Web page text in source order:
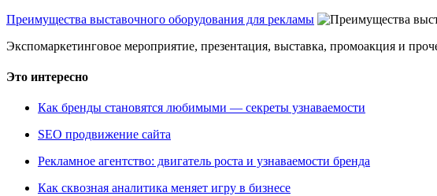
Преимущества выставочного оборудования для рекламы
Экспомаркетинговое мероприятие, презентация, выставка, промоакция и
Это интересно
Как бренды становятся любимыми — секреты узнаваемости
SEO продвижение сайта
Рекламное агентство: двигатель роста и узнаваемости бренда
Как сквозная аналитика меняет игру в бизнесе